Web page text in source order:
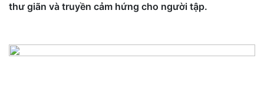
thư giãn và truyền cảm hứng cho người tập.